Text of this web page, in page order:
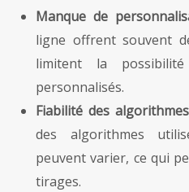
Manque de
ligne offrent souvent
limitent la
personnalisés.
Fiabilité des
des algorithmes
peuvent varier, ce qui
tirages.